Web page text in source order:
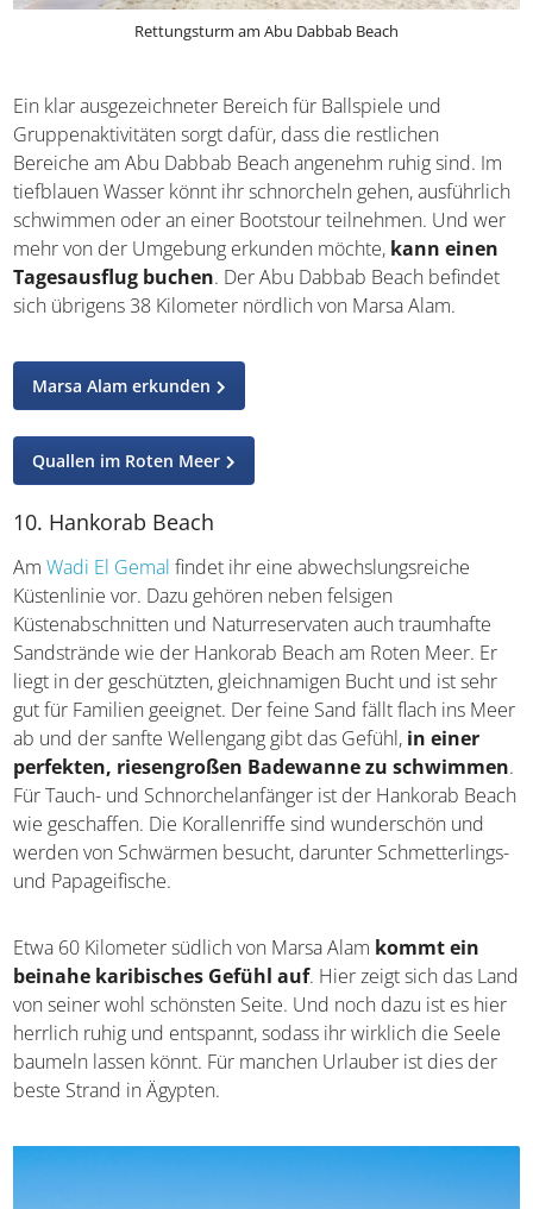
Rettungsturm am Abu Dabbab Beach
Ein klar ausgezeichneter Bereich für Ballspiele und
Gruppenaktivitäten sorgt dafür, dass die restlichen
Bereiche am Abu Dabbab Beach angenehm ruhig sind.
ausführlich schwimmen oder an einer Bootstour
teilnehmen. Und wer mehr von der Umgebung erkunden
Dabbab Beach befindet sich übrigens 38 Kilometer
nördlich von Marsa Alam.
Marsa Alam erkunden
Quallen im Roten Meer
10. Hankorab Beach
AmWadi El Gemalfindet ihr eine abwechslungsreiche
Küstenlinie vor. Dazu gehören neben felsigen
Küstenabschnitten und Naturreservaten auch traumhafte
Sandstrände wie der Hankorab Beach am Roten Meer. Er
liegt in der geschützten, gleichnamigen Bucht und ist sehr
gut für Familien geeignet. Der feine Sand fällt flach ins
einer perfekten, riesengroßen Badewanne zu
schwimmen. Für Tauch- und Schnorchelanfänger ist der
Hankorab Beach wie geschaffen. Die Korallenriffe sind
wunderschön und werden von Schwärmen besucht,
darunter Schmetterlings- und Papageifische.
beinahe karibisches Gefühl auf. Hier zeigt sich das